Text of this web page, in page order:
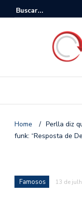
Home / Perlla diz
funk: “Resposta de
Famosos 13 de